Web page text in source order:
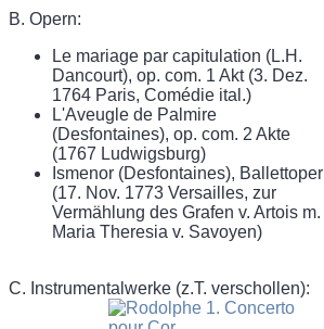
B. Opern:
Le mariage par capitulation (L.H.
Dancourt), op. com. 1 Akt (3. Dez.
1764 Paris, Comédie ital.)
L'Aveugle de Palmire
(Desfontaines), op. com. 2 Akte
(1767 Ludwigsburg)
Ismenor (Desfontaines), Ballettoper
(17. Nov. 1773 Versailles, zur
Vermählung des Grafen v. Artois m.
Maria Theresia v. Savoyen)
C. Instrumentalwerke (z.T. verschollen):